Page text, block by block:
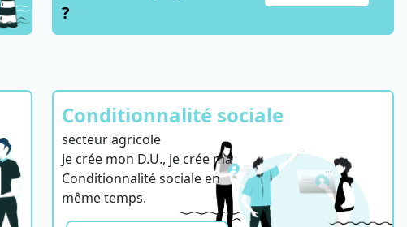
?
Conditionnalité sociale
secteur agricole
Je crée mon D.U., je crée ma
Conditionnalité sociale en
même temps.